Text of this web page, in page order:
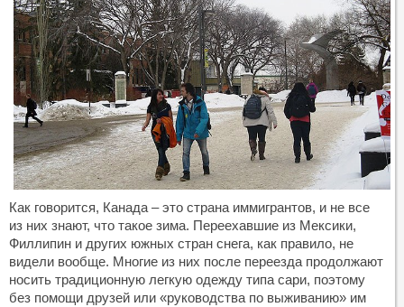
Как говорится, Канада – это страна иммигрантов, и не все
из них знают, что такое зима. Переехавшие из Мексики,
Филлипин и других южных стран снега, как правило, не
видели вообще. Многие из них после переезда продолжают
носить традиционную легкую одежду типа сари, поэтому
без помощи друзей или «руководства по выживанию» им